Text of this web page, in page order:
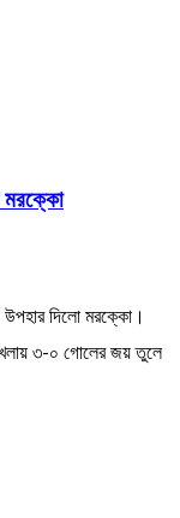
মরক্কো
উপহার দিলো মরক্কো।
খেলায় ৩-০ গোলের জয় তুলে